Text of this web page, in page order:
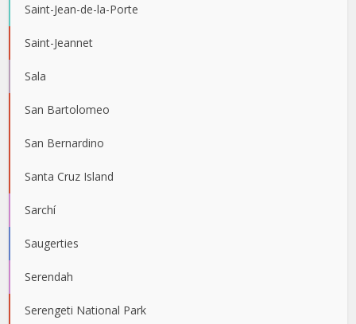
Saint-Jean-de-la-Porte
Saint-Jeannet
Sala
San Bartolomeo
San Bernardino
Santa Cruz Island
Sarchí
Saugerties
Serendah
Serengeti National Park